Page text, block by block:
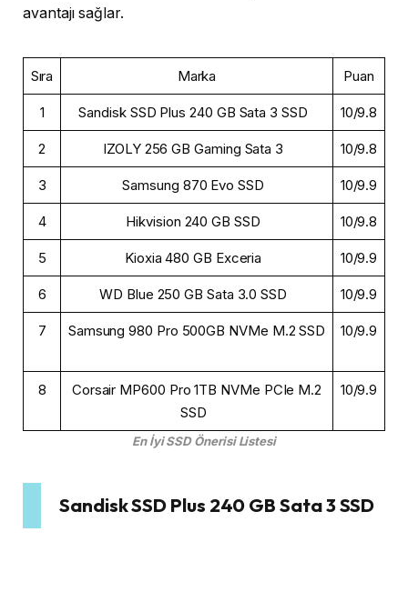
avantajı sağlar.
Sıra Marka Puan
1 Sandisk SSD Plus 240 GB Sata 3 SSD 10/9.8
2 IZOLY 256 GB Gaming Sata 3 10/9.8
3 Samsung 870 Evo SSD 10/9.9
4 Hikvision 240 GB SSD 10/9.8
5 Kioxia 480 GB Exceria 10/9.9
6 WD Blue 250 GB Sata 3.0 SSD 10/9.9
7 Samsung 980 Pro 500GB NVMe M.2 SSD 10/9.9
8
Corsair MP600 Pro 1TB NVMe PCIe M.2
SSD
10/9.9
En İyi SSD Önerisi Listesi
Sandisk SSD Plus 240 GB Sata 3 SSD